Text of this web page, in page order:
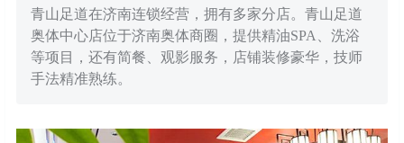
青山足道在济南连锁经营，拥有多家分店。青山足道
奥体中心店位于济南奥体商圈，提供精油SPA、洗浴
等项目，还有简餐、观影服务，店铺装修豪华，技师
手法精准熟练。